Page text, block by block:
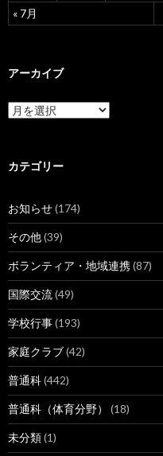
« 7月
アーカイブ
ア
ー
ブ
カテゴリー
お知らせ(174)
その他(39)
ボランティア・地域連携(87)
国際交流(49)
学校行事(193)
家庭クラブ(42)
普通科(442)
普通科（体育分野） (18)
未分類(1)